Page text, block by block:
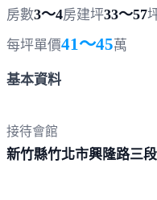
房數3～4房建坪33～57
每坪單價41～45萬
基本資料
接待會館
新竹縣竹北市興隆路三段